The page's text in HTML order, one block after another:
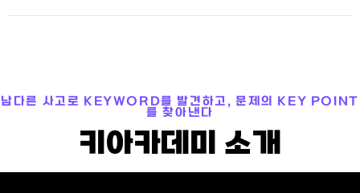
남다른 사고로 KEYWORD를 발견하고, 문제의 KEY POINT
를 찾아낸다
키아카데미 소개